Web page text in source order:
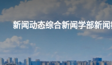
新闻动态综合新闻学部新闻